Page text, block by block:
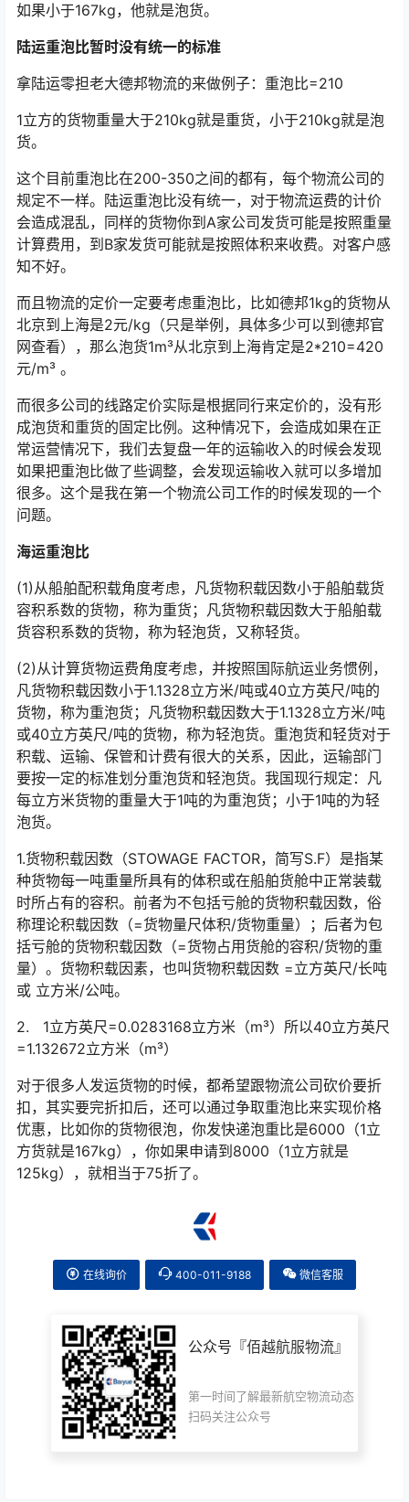
如果小于167kg，他就是泡货。
陆运重泡比暂时没有统一的标准
拿陆运零担老大德邦物流的来做例子：重泡比=210
1立方的货物重量大于210kg就是重货，小于210kg就是泡
货。
这个目前重泡比在200-350之间的都有，每个物流公司的
规定不一样。陆运重泡比没有统一，对于物流运费的计价
会造成混乱，同样的货物你到A家公司发货可能是按照重量
计算费用，到B家发货可能就是按照体积来收费。对客户感
知不好。
而且物流的定价一定要考虑重泡比，比如德邦1kg的货物从
北京到上海是2元/kg（只是举例，具体多少可以到德邦官
网查看），那么泡货1m³从北京到上海肯定是2*210=420
元/m³ 。
而很多公司的线路定价实际是根据同行来定价的，没有形
成泡货和重货的固定比例。这种情况下，会造成如果在正
常运营情况下，我们去复盘一年的运输收入的时候会发现
如果把重泡比做了些调整，会发现运输收入就可以多增加
很多。这个是我在第一个物流公司工作的时候发现的一个
问题。
海运重泡比
(1)从船舶配积载角度考虑，凡货物积载因数小于船舶载货
容积系数的货物，称为重货；凡货物积载因数大于船舶载
货容积系数的货物，称为轻泡货，又称轻货。
(2)从计算货物运费角度考虑，并按照国际航运业务惯例，
凡货物积载因数小于1.1328立方米/吨或40立方英尺/吨的
货物，称为重泡货；凡货物积载因数大于1.1328立方米/吨
或40立方英尺/吨的货物，称为轻泡货。重泡货和轻货对于
积载、运输、保管和计费有很大的关系，因此，运输部门
要按一定的标准划分重泡货和轻泡货。我国现行规定：凡
每立方米货物的重量大于1吨的为重泡货；小于1吨的为轻
泡货。
1.货物积载因数（STOWAGE FACTOR，简写S.F）是指某
种货物每一吨重量所具有的体积或在船舶货舱中正常装载
时所占有的容积。前者为不包括亏舱的货物积载因数，俗
称理论积载因数（=货物量尺体积/货物重量）；后者为包
括亏舱的货物积载因数（=货物占用货舱的容积/货物的重
量）。货物积载因素，也叫货物积载因数 =立方英尺/长吨
或 立方米/公吨。
2. 1立方英尺=0.0283168立方米（m³）所以40立方英尺
=1.132672立方米（m³）
对于很多人发运货物的时候，都希望跟物流公司砍价要折
扣，其实要完折扣后，还可以通过争取重泡比来实现价格
优惠，比如你的货物很泡，你发快递泡重比是6000（1立
方货就是167kg），你如果申请到8000（1立方就是
125kg），就相当于75折了。
在线询价 400-011-9188 微信客服
公众号『佰越航服物流』
第一时间了解最新航空物流动态
扫码关注公众号